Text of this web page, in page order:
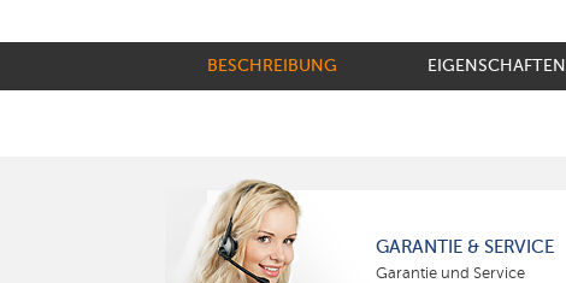
BESCHREIBUNG EIGENSCHAFTEN
GARANTIE & SERVICE
Garantie und Service